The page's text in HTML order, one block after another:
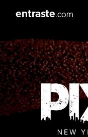
entraste.com